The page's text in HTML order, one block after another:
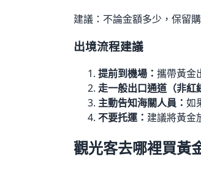
建議：不論金額多少，保留
出境流程建議
提前到機場： 攜帶黃金
走一般出口通道（非紅
主動告知海關人員： 如
不要托運： 建議將黃金
觀光客去哪裡買黃